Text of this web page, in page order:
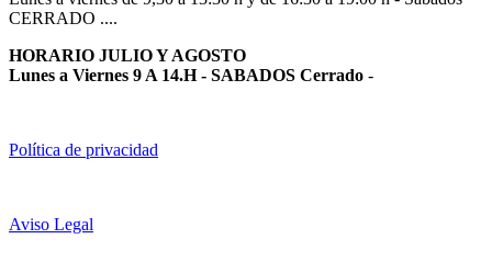
CERRADO ....
HORARIO JULIO Y AGOSTO
Lunes a Viernes 9 A 14.H - SABADOS Cerrado -
Política de privacidad
Aviso Legal